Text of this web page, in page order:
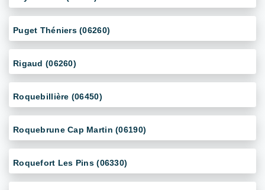
Puget Théniers (06260)
Rigaud (06260)
Roquebillière (06450)
Roquebrune Cap Martin (06190)
Roquefort Les Pins (06330)